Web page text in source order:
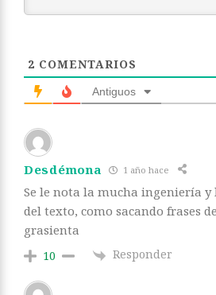
2 COMENTARIOS
Antiguos
Desdémona 1 año hace
Se le nota la mucha ingeniería
del texto, como sacando frases
grasienta
10 Responder